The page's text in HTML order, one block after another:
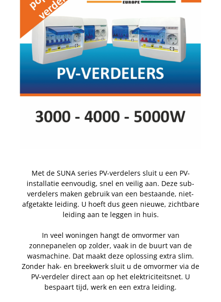
Met de SUNA series PV-verdelers sluit u een PV-
installatie eenvoudig, snel en veilig aan. Deze sub-
verdelers maken gebruik van een bestaande, niet-
afgetakte leiding. U hoeft dus geen nieuwe, zichtbare
leiding aan te leggen in huis.
In veel woningen hangt de omvormer van
zonnepanelen op zolder, vaak in de buurt van de
wasmachine. Dat maakt deze oplossing extra slim.
Zonder hak- en breekwerk sluit u de omvormer via de
PV-verdeler direct aan op het elektriciteitsnet. U
bespaart tijd, werk en een extra leiding.